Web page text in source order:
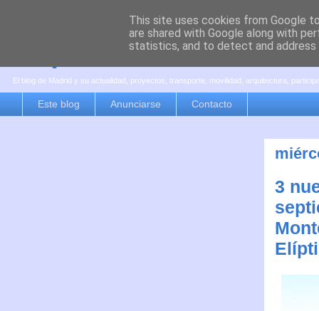
es por madrid
El blog de Madrid y su actualidad, proyectos, transporte, movilidad, arquitectura,
Este blog Anunciarse Contacto
3
This site uses cookies from Google
are shared with Google along with
statistics, and to detect and address